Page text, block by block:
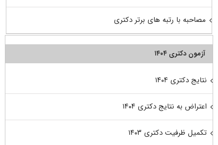
مصاحبه با رتبه های برتر دکتری
آزمون دکتری ۱۴۰۴
نتایج دکتری ۱۴۰۴
اعتراض به نتایج دکتری ۱۴۰۴
تکمیل ظرفیت دکتری ۱۴۰۳